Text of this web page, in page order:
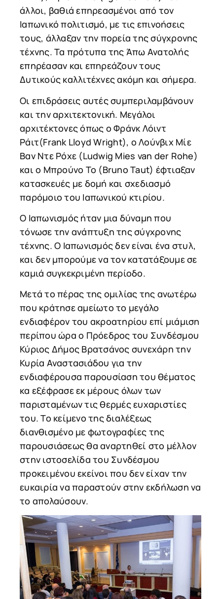
άλλοι, βαθιά επηρεασμένοι από τον
Ιαπωνικό πολιτισμό, με τις επινοήσεις
τους, άλλαξαν την πορεία της σύγχρονης
τέχνης. Τα πρότυπα της Άπω Ανατολής
επηρέασαν και επηρεάζουν τους
Δυτικούς καλλιτέχνες ακόμη και σήμερα.
Οι επιδράσεις αυτές συμπεριλαμβάνουν
και την αρχιτεκτονική. Μεγάλοι
αρχιτέκτονες όπως ο Φράνκ Λόιντ
Ράιτ(Frank Lloyd Wright), ο Λούνβιχ Μίε
Βαν Ντε Ρόχε (Ludwig Mies van der Rohe)
και ο Μπρούνο Το (Bruno Taut) έφτιαξαν
κατασκευές με δομή και σχεδιασμό
παρόμοιο του Ιαπωνικού κτιρίου.
Ο Ιαπωνισμός ήταν μια δύναμη που
τόνωσε την ανάπτυξη της σύγχρονης
τέχνης. Ο Ιαπωνισμός δεν είναι ένα στυλ,
και δεν μπορούμε να τον κατατάξουμε σε
καμιά συγκεκριμένη περίοδο.
Μετά το πέρας της ομιλίας της ανωτέρω
που κράτησε αμείωτο το μεγάλο
ενδιαφέρον του ακροατηρίου επί μιάμιση
περίπου ώρα ο Πρόεδρος του Συνδέσμου
Κύριος Δήμος Βρατσάνος συνεχάρη την
Κυρία Αναστασιάδου για την
ενδιαφέρουσα παρουσίαση του θέματος
κα εξέφρασε εκ μέρους όλων των
παρισταμένων τις θερμές ευχαριστίες
του. Το κείμενο της διαλέξεως
διανθισμένο με φωτογραφίες της
παρουσιάσεως θα αναρτηθεί στο μέλλον
στην ιστοσελίδα του Συνδέσμου
προκειμένου εκείνοι που δεν είχαν την
ευκαιρία να παραστούν στην εκδήλωση να
το απολαύσουν.